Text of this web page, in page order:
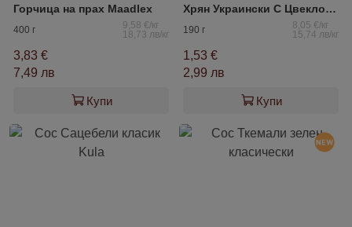
Горчица на прах Maadlex
400 г
9,58 €/кг
18,73 лв/кг
3,83 €
7,49 лв
Купи
Хрян Украински С Цвекло Верес
190 г
8,05 €/кг
15,74 лв/кг
1,53 €
2,99 лв
Купи